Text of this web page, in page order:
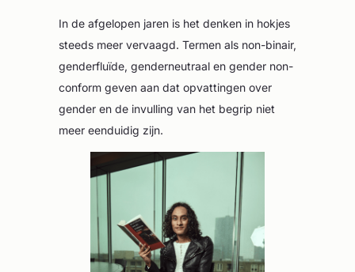
In de afgelopen jaren is het denken in hokjes
steeds meer vervaagd. Termen als non-binair,
genderfluïde, genderneutraal en gender non-
conform geven aan dat opvattingen over
gender en de invulling van het begrip niet
meer eenduidig zijn.